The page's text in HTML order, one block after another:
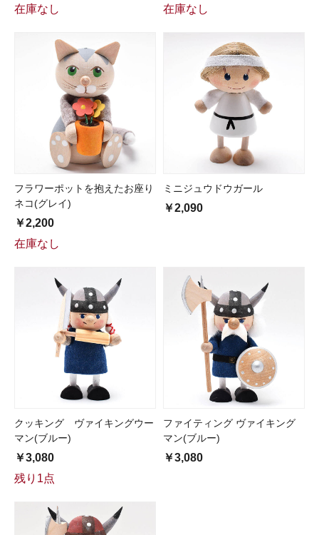
在庫なし 在庫なし
フラワーポットを抱えたお座り
ネコ(グレイ)
￥2,200
在庫なし
ミニジュウドウガール
￥2,090
クッキング ヴァイキングウー
マン(ブルー)
￥3,080
残り1点
ファイティング ヴァイキング
マン(ブルー)
￥3,080